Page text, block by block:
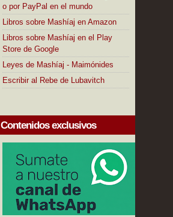
o por PayPal en el mundo
Libros sobre Mashíaj en Amazon
Libros sobre Mashíaj en el Play
Store de Google
Leyes de Mashíaj - Maimónides
Escribir al Rebe de Lubavitch
Contenidos exclusivos